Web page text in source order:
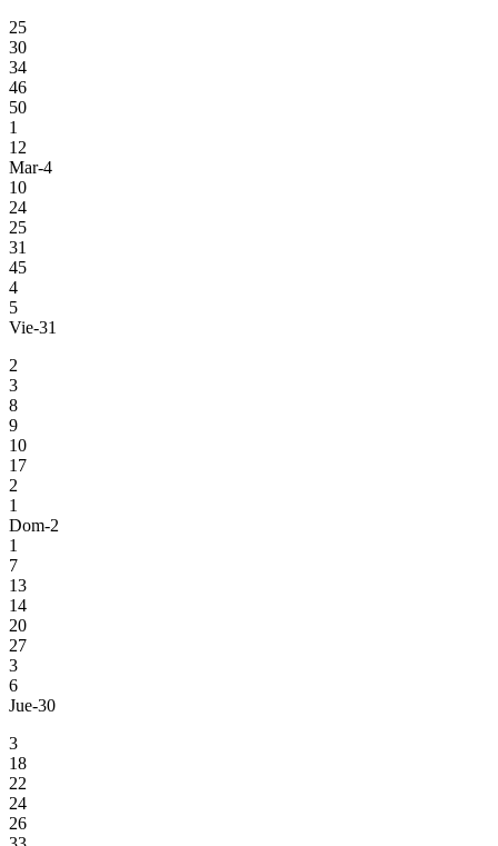
25
30
34
46
50
1
12
Mar-4
10
24
25
31
45
4
5
Vie-31
2
3
8
9
10
17
2
1
Dom-2
1
7
13
14
20
27
3
6
Jue-30
3
18
22
24
26